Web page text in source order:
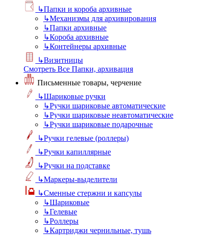
↳Папки и короба архивные
↳Механизмы для архивирования
↳Папки архивные
↳Короба архивные
↳Контейнеры архивные
↳Визитницы
Смотреть Все Папки, архивация
Письменные товары, черчение
↳Шариковые ручки
↳Ручки шариковые автоматические
↳Ручки шариковые неавтоматические
↳Ручки шариковые подарочные
↳Ручки гелевые (роллеры)
↳Ручки капиллярные
↳Ручки на подставке
↳Маркеры-выделители
↳Сменные стержни и капсулы
↳Шариковые
↳Гелевые
↳Роллеры
↳Картриджи чернильные, тушь